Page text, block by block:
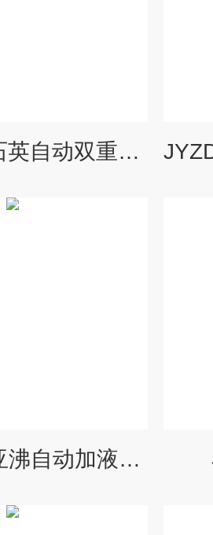
1810－B型石英自动双重纯水蒸馏器
SYZ-C石英亚沸自动加液蒸馏水器